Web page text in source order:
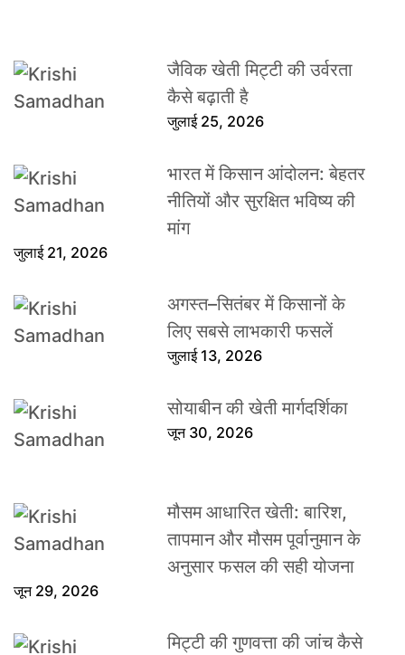
जैविक खेती मिट्टी की उर्वरता
कैसे बढ़ाती है
जुलाई 25, 2026
भारत में किसान आंदोलन: बेहतर
नीतियों और सुरक्षित भविष्य की
मांग
जुलाई 21, 2026
अगस्त–सितंबर में किसानों के
लिए सबसे लाभकारी फसलें
जुलाई 13, 2026
सोयाबीन की खेती मार्गदर्शिका
जून 30, 2026
मौसम आधारित खेती: बारिश,
तापमान और मौसम पूर्वानुमान के
अनुसार फसल की सही योजना
जून 29, 2026
मिट्टी की गुणवत्ता की जांच कैसे